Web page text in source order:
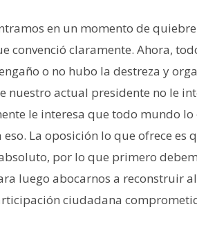
en un momento de
convenció claramente. Ahora,
o no hubo la destreza y
nuestro actual presidente no le
le interesa que todo mundo lo
La oposición lo que ofrece es
por lo que primero
luego abocarnos a reconstruir
ciudadana